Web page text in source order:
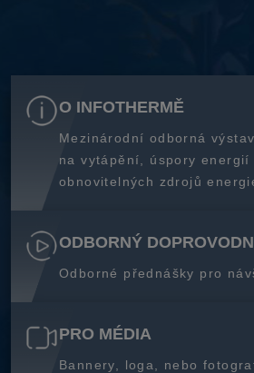
O INFOTHERMĚ
Mezinárodní odborná
na vytápění, úspory energií
obnovitelných zdrojů
ODBORNÝ
Odborné přednášky pro
PRO MÉDIA
Bannery, loga, nebo